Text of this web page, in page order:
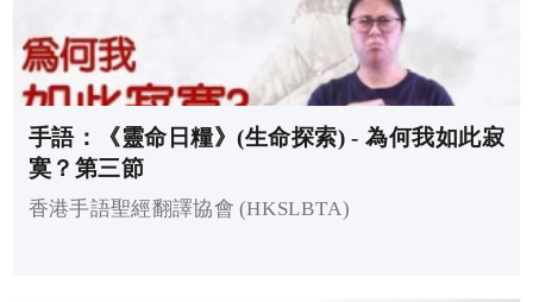
手語：《靈命日糧》(生命探索) - 為何我如此寂
寞？第三節
香港手語聖經翻譯協會 (HKSLBTA)